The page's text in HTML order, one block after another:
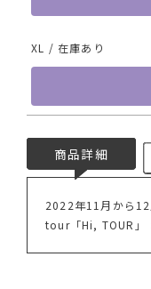
XL / 在庫あり
商品詳細
2022年11月から
tour「Hi, TOUR」